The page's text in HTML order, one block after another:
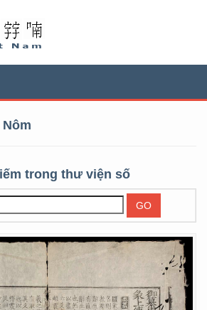
trong thư viện số